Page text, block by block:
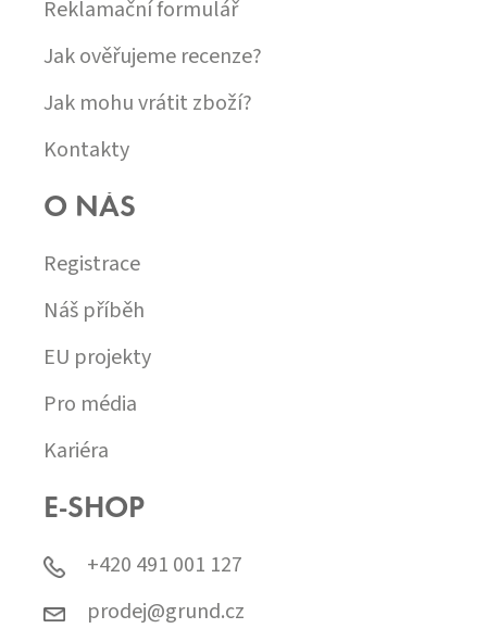
Reklamační formulář
Jak ověřujeme recenze?
Jak mohu vrátit zboží?
Kontakty
O NÁS
Registrace
Náš příběh
EU projekty
Pro média
Kariéra
E-SHOP
+420 491 001 127
prodej@grund.cz